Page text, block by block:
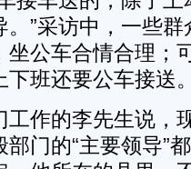
”采访中，一些群
坐公车合情合理；
班还要公车接送
作的李先生说，
门的“主要领导”